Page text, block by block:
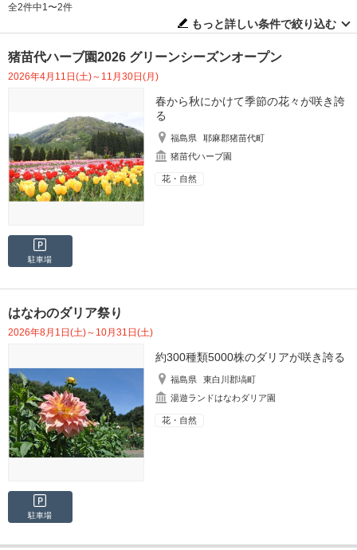
全2件中1〜2件
もっと詳しい条件で絞り込む
猪苗代ハーブ園2026 グリーンシーズンオープン
2026年4月11日(土)～11月30日(月)
春から秋にかけて季節の花々が咲き誇
る
福島県
耶麻郡猪苗代町
猪苗代ハーブ園
花・自然
駐車場
はなわのダリア祭り
2026年8月1日(土)～10月31日(土)
約300種類5000株のダリアが咲き誇る
福島県
東白川郡塙町
湯遊ランドはなわダリア園
花・自然
駐車場